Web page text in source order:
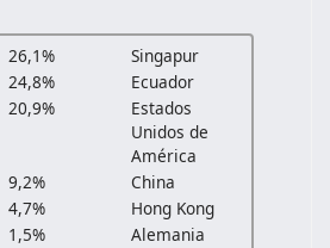
26,1%
Singapur
24,8%
Ecuador
20,9%
Estados
Unidos de
América
9,2%
China
4,7%
Hong Kong
1,5%
Alemania